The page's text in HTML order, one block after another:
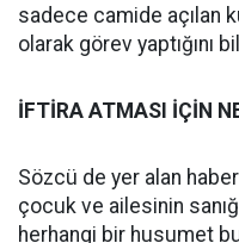
sadece camide açılan
olarak görev yaptığını
İFTİRA ATMASI İÇİN
Sözcü de yer alan
çocuk ve ailesinin
herhangi bir husumet